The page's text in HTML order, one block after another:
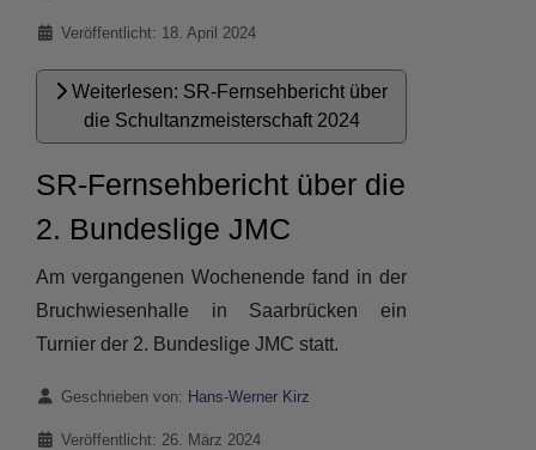
Veröffentlicht: 18. April 2024
Weiterlesen: SR-Fernsehbericht über
die Schultanzmeisterschaft 2024
SR-Fernsehbericht über die
2. Bundeslige JMC
Am vergangenen Wochenende fand in der
Bruchwiesenhalle in Saarbrücken ein
Turnier der 2. Bundeslige JMC statt.
DetailsGeschrieben von: Hans-Werner Kirz
Veröffentlicht: 26. März 2024